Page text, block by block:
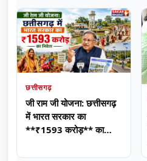
छत्तीसगढ़
जी राम जी योजना: छत्तीसगढ़
में भारत सरकार का
**₹1593 करोड़** का